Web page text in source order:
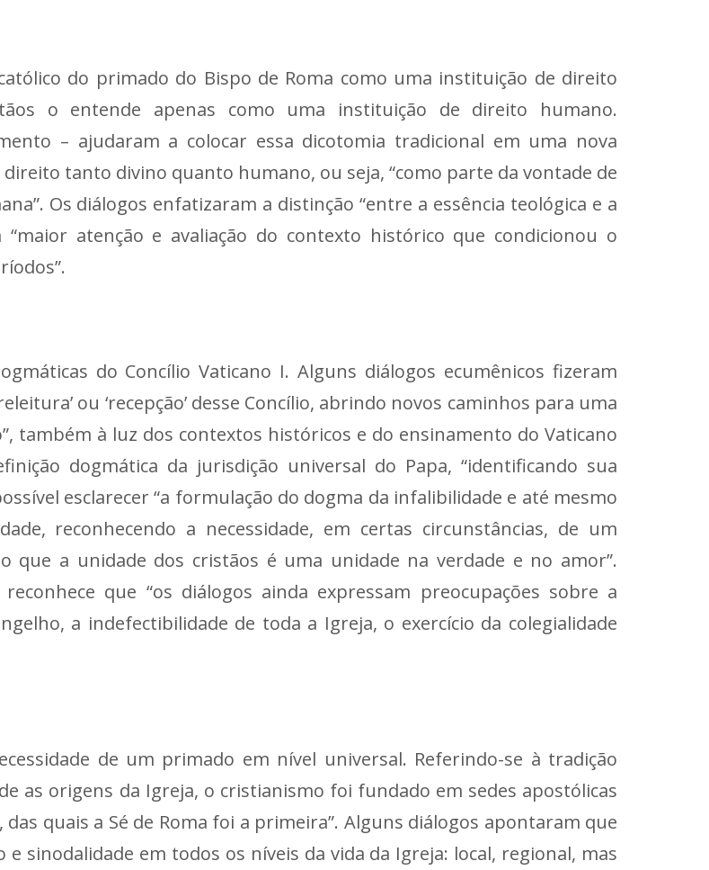
do primado do Bispo de Roma como uma instituição de direito
o entende apenas como uma instituição de direito humano.
– ajudaram a colocar essa dicotomia tradicional em uma nova
tanto divino quanto humano, ou seja, “como parte da vontade de
Os diálogos enfatizaram a distinção “entre a essência teológica e a
atenção e avaliação do contexto histórico que condicionou o
do Concílio Vaticano I. Alguns diálogos ecumênicos fizeram
ou ‘recepção’ desse Concílio, abrindo novos caminhos para uma
também à luz dos contextos históricos e do ensinamento do Vaticano
dogmática da jurisdição universal do Papa, “identificando sua
esclarecer “a formulação do dogma da infalibilidade e até mesmo
reconhecendo a necessidade, em certas circunstâncias, de um
que a unidade dos cristãos é uma unidade na verdade e no amor”.
que “os diálogos ainda expressam preocupações sobre a
a indefectibilidade de toda a Igreja, o exercício da colegialidade
de um primado em nível universal. Referindo-se à tradição
as origens da Igreja, o cristianismo foi fundado em sedes apostólicas
quais a Sé de Roma foi a primeira”. Alguns diálogos apontaram que
sinodalidade em todos os níveis da vida da Igreja: local, regional, mas